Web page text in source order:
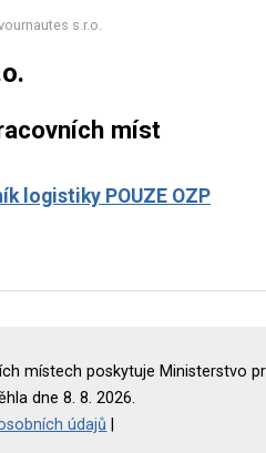
s.r.o.
míst
logistiky POUZE OZP
místech poskytuje Ministerstvo
dne 8. 8. 2026.
údajů